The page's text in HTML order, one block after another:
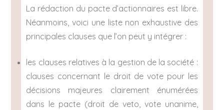
La rédaction du pacte d’actionnaires est libre.
Néanmoins, voici une liste non exhaustive des
principales clauses que l’on peut y intégrer :
les clauses relatives à la gestion de la société :
clauses concernant le droit de vote pour les
décisions majeures clairement énumérées
dans le pacte (droit de veto, vote unanime,